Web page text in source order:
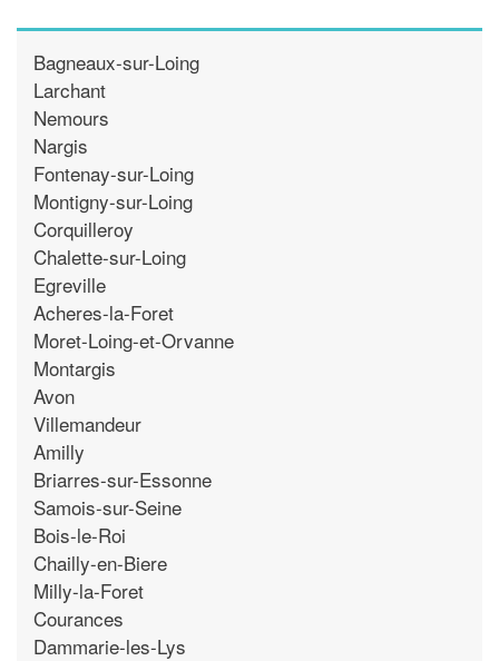
Bagneaux-sur-Loing
Larchant
Nemours
Nargis
Fontenay-sur-Loing
Montigny-sur-Loing
Corquilleroy
Chalette-sur-Loing
Egreville
Acheres-la-Foret
Moret-Loing-et-Orvanne
Montargis
Avon
Villemandeur
Amilly
Briarres-sur-Essonne
Samois-sur-Seine
Bois-le-Roi
Chailly-en-Biere
Milly-la-Foret
Courances
Dammarie-les-Lys